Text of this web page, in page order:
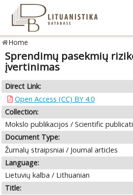
Home
Sprendimų pasekmių
įvertinimas
Direct Link:
Open Access (CC) BY 4.0
Collection:
Mokslo publikacijos / Scientific
Document Type:
Žurnalų straipsniai / Journal articles
Language:
Lietuvių kalba / Lithuanian
Title: